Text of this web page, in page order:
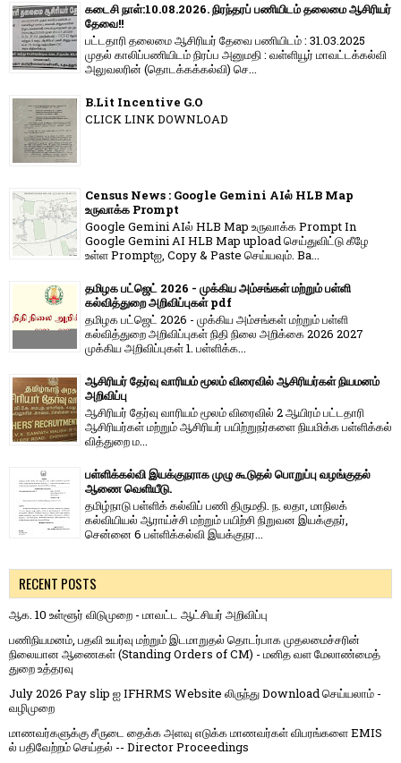
கடைசி நாள்:10.08.2026. நிரந்தரப் பணியிடம் தலைமை ஆசிரியர்
தேவை!!
பட்டதாரி தலைமை ஆசிரியர் தேவை பணியிடம் : 31.03.2025
முதல் காலிப்பணியிடம் நிரப்ப அனுமதி : வள்ளியூர் மாவட்டக்கல்வி
அலுவலரின் (தொடக்கக்கல்வி) செ...
B.Lit Incentive G.O
CLICK LINK DOWNLOAD
Census News : Google Gemini AIல் HLB Map
உருவாக்க Prompt
Google Gemini AIல் HLB Map உருவாக்க Prompt In
Google Gemini AI HLB Map upload செய்துவிட்டு கீழே
உள்ள Promptஐ, Copy & Paste செய்யவும். Ba...
தமிழக பட்ஜெட் 2026 - முக்கிய அம்சங்கள் மற்றும் பள்ளி
கல்வித்துறை அறிவிப்புகள் pdf
தமிழக பட்ஜெட் 2026 - முக்கிய அம்சங்கள் மற்றும் பள்ளி
கல்வித்துறை அறிவிப்புகள் நிதி நிலை அறிக்கை 2026 2027
முக்கிய அறிவிப்புகள் 1. பள்ளிக்க...
ஆசிரியர் தேர்வு வாரியம் மூலம் விரைவில் ஆசிரியர்கள் நியமனம்
அறிவிப்பு
ஆசிரியர் தேர்வு வாரி​யம் மூலம் விரை​வில் 2 ஆயிரம் பட்​ட​தாரி
ஆசிரியர்​கள் மற்​றும் ஆசிரியர் பயிற்றுநர்​களை நியமிக்க பள்​ளிக்​கல்​
வித்​துறை ம...
பள்ளிக்கல்வி இயக்குநராக முழு கூடுதல் பொறுப்பு வழங்குதல்
ஆணை வெளியீடு.
தமிழ்நாடு பள்ளிக் கல்விப் பணி திருமதி. ந. லதா, மாநிலக்
கல்வியியல் ஆராய்ச்சி மற்றும் பயிற்சி நிறுவன இயக்குநர்,
சென்னை 6 பள்ளிக்கல்வி இயக்குநர...
RECENT POSTS
ஆக. 10 உள்ளூர் விடுமுறை - மாவட்ட ஆட்சியர் அறிவிப்பு
பணிநியமனம், பதவி உயர்வு மற்றும் இடமாறுதல் தொடர்பாக முதலமைச்சரின்
நிலையான ஆணைகள் (Standing Orders of CM) - மனித வள மேலாண்மைத்
துறை உத்தரவு
July 2026 Pay slip ஐ IFHRMS Website லிருந்து Download செய்யலாம் -
வழிமுறை
மாணவர்களுக்கு சீருடை தைக்க அளவு எடுக்க மாணவர்கள் விபரங்களை EMIS
ல் பதிவேற்றம் செய்தல் -- Director Proceedings